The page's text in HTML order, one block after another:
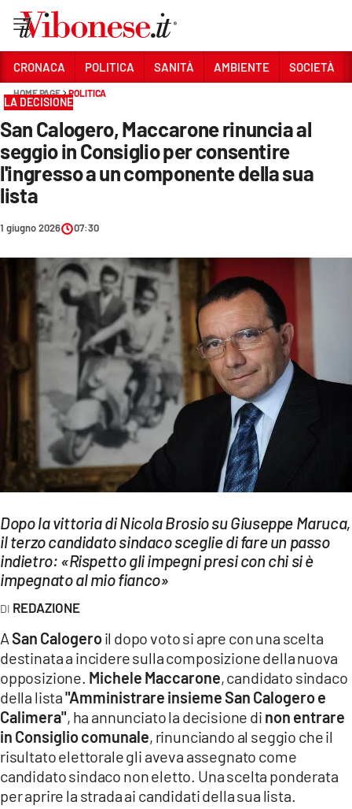
Sezioni
CRONACA
POLITICA
SANITÀ
AMBIENTE
SOCIETÀ
CULTURA
ECONOMIA E LAVORO
SPORT
Streaming
LAC TV
LAC ONAIR
LaC
LACTV.IT
LACONAIR.IT
LACITYMAG.IT
ILREGGINO.IT
COSENZACHANNEL.IT
CRONACA POLITICA SANITÀ AMBIENTE SOCIETÀ
HOME PAGE POLITICA
LA DECISIONE
San Calogero, Maccarone rinuncia al
seggio in Consiglio per consentire
l'ingresso a un componente della sua
lista
1 giugno 2026 07:30
Dopo la vittoria di Nicola Brosio su Giuseppe Maruca,
il terzo candidato sindaco sceglie di fare un passo
indietro: «Rispetto gli impegni presi con chi si è
impegnato al mio fianco»
REDAZIONE
ASan Calogeroil dopo voto si apre con una scelta
destinata a incidere sulla composizione della nuova
opposizione. Michele Maccarone, candidato sindaco
della lista"Amministrare insieme San Calogero e
Calimera", ha annunciato la decisione di non entrare
in Consiglio comunale, rinunciando al seggio che il
risultato elettorale gli aveva assegnato come
candidato sindaco non eletto. Una scelta ponderata
per aprire la strada ai candidati della sua lista.